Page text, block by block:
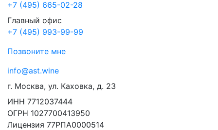
+7 (495) 665-02-28
Главный офис
+7 (495) 993-99-99
Позвоните мне
info@ast.wine
г. Москва, ул. Каховка, д. 23
ИНН 7712037444
ОГРН 1027700413950
Лицензия 77РПА0000514